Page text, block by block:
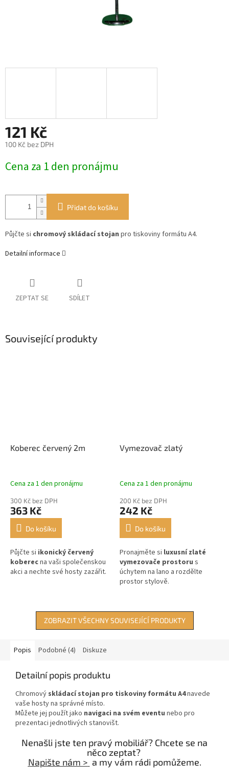
121 Kč
100 Kč bez DPH
cena:
Cena za 1 den pronájmu
Přidat do košíku
Půjčte si chromový skládací stojan pro tiskoviny formátu A4.
Detailní informace
ZEPTAT SE SDÍLET
Související produkty
Koberec červený 2m
Cena za 1 den pronájmu
300 Kč bez DPH
363 Kč
Do košíku
Půjčte si ikonický červený
koberecna vaši společenskou
akci a nechte své hosty zazářit.
Vymezovač zlatý
Cena za 1 den pronájmu
200 Kč bez DPH
242 Kč
Do košíku
Pronajměte si luxusní zlaté
vymezovače prostoru s
úchytem na lano a rozdělte
prostor stylově.
ZOBRAZIT VŠECHNY SOUVISEJÍCÍ PRODUKTY
Popis Podobné (4) Diskuze
Detailní popis produktu
Chromový skládací stojan pro tiskoviny formátu A4navede
vaše hosty na správné místo.
Můžete jej použít jako navigaci na svém eventu nebo pro
prezentaci jednotlivých stanovišt.
Nenašli jste ten pravý mobiliář? Chcete se na
něco zeptat?
Napište nám > a my vám rádi pomůžeme.